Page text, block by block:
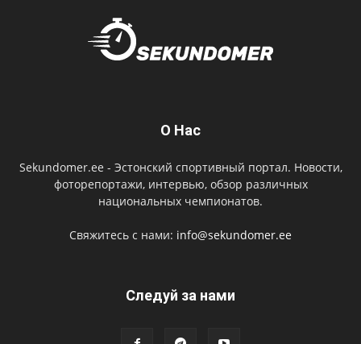
О Нас
Sekundomer.ee - Эстонский спортивный портал. Новости,
фоторепортажи, интервью, обзор различных
национальных чемпионатов.
Свяжитесь с нами: info@sekundomer.ee
Cледуй за нами